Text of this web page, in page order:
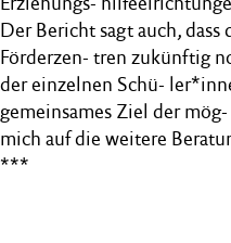
Der Bericht sagt auch,
Förderzen- tren zukünftig
der einzelnen Schü-
gemeinsames Ziel der
mich auf die weitere
***